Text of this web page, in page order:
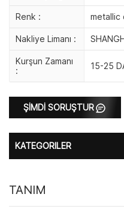
Renk : metallic
Nakliye Limanı :
Kurşun Zamanı
:
15-25
ŞİMDİ SORUŞTUR
KATEGORILER
TANIM